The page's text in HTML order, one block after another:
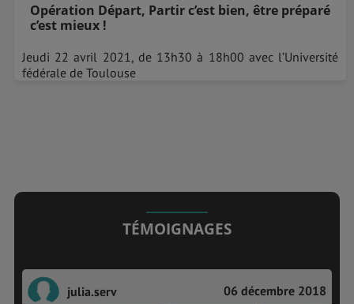
Opération Départ, Partir c’est bien, être préparé
c’est mieux !
Jeudi 22 avril 2021, de 13h30 à 18h00 avec l’Université
fédérale de Toulouse
TÉMOIGNAGES
julia.serv 06 décembre 2018